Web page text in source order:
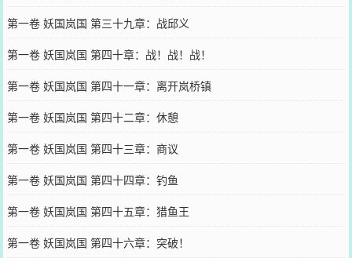
第一卷 妖国岚国 第三十九章：战邱义
第一卷 妖国岚国 第四十章：战！战！战！
第一卷 妖国岚国 第四十一章：离开岚桥镇
第一卷 妖国岚国 第四十二章：休憩
第一卷 妖国岚国 第四十三章：商议
第一卷 妖国岚国 第四十四章：钓鱼
第一卷 妖国岚国 第四十五章：猎鱼王
第一卷 妖国岚国 第四十六章：突破！